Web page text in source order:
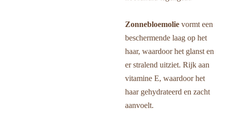
Zonnebloemolie vormt een
beschermende laag op het
haar, waardoor het glanst en
er stralend uitziet. Rijk aan
vitamine E, waardoor het
haar gehydrateerd en zacht
aanvoelt.